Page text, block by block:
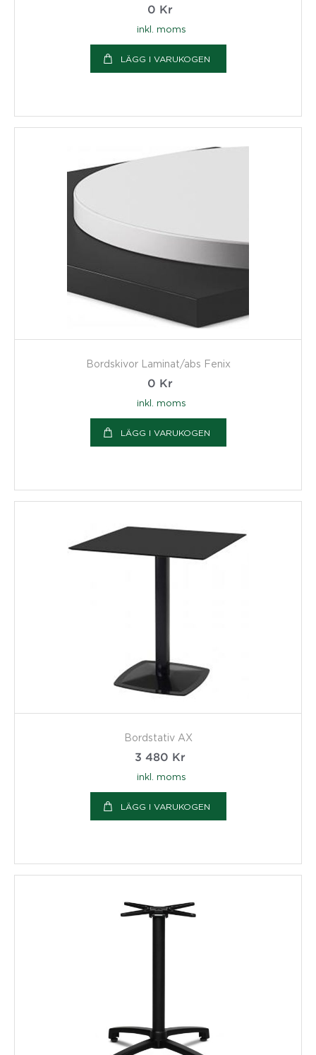
0 Kr
inkl. moms
LÄGG I VARUKOGEN
Bordskivor Laminat/abs Fenix
0 Kr
inkl. moms
LÄGG I VARUKOGEN
Bordstativ AX
3 480 Kr
inkl. moms
LÄGG I VARUKOGEN